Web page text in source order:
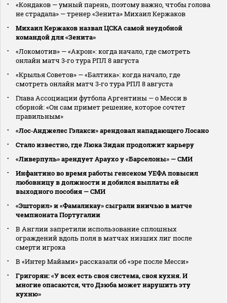
«Кондаков — умный парень, поэтому важно, чтобы голова
не страдала» — тренер «Зенита» Михаил Кержаков
Михаил Кержаков назвал ЦСКА самой неудобной
командой для «Зенита»
«Локомотив» — «Акрон»: когда начало, где смотреть
онлайн матч 3‑го тура РПЛ 8 августа
«Крылья Советов» — «Балтика»: когда начало, где
смотреть онлайн матч 3‑го тура РПЛ 8 августа
Глава Ассоциации футбола Аргентины — о Месси в
сборной: «Он сам примет решение, которое сочтет
правильным»
«Лос‑Анджелес Гэлакси» арендовал нападающего Лосано
Стало известно, где Люка Зидан продолжит карьеру
«Ливерпуль» арендует Араухо у «Барселоны» — СМИ
Инфантино во время работы генсеком УЕФА повысил
любовницу в должности и добился выплаты ей
выходного пособия — СМИ
«Эшторил» и «Фамаликау» сыграли вничью в матче
чемпионата Португалии
В Англии запретили использование сплошных
ограждений вдоль поля в матчах низших лиг после
смерти игрока
В «Интер Майами» рассказали об «эре после Месси»
Григорян: «У всех есть своя система, своя кухня. И
многие опасаются, что Дзюба может нарушить эту
кухню»